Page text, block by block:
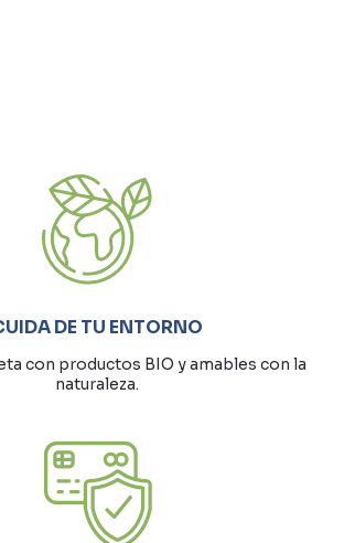
DE TU ENTORNO
con productos BIO y amables con la
naturaleza.